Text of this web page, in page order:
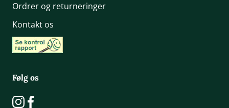
Ordrer og returneringer
Kontakt os
Følg os